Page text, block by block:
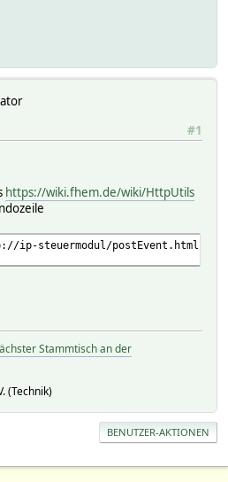
#1
https://wiki.fhem.de/wiki/HttpUtils
ip-steuermodul/
Stammtisch an der
(Technik)
BENUTZER-AKTIONEN